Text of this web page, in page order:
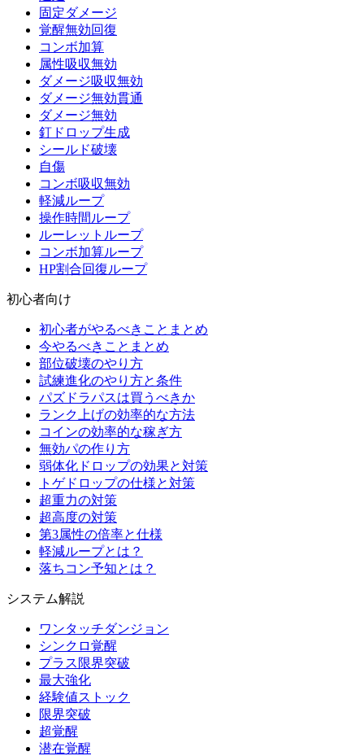
固定ダメージ
覚醒無効回復
コンボ加算
属性吸収無効
ダメージ吸収無効
ダメージ無効貫通
ダメージ無効
釘ドロップ生成
シールド破壊
自傷
コンボ吸収無効
軽減ループ
操作時間ループ
ルーレットループ
コンボ加算ループ
HP割合回復ループ
初心者向け
初心者がやるべきことまとめ
今やるべきことまとめ
部位破壊のやり方
試練進化のやり方と条件
パズドラパスは買うべきか
ランク上げの効率的な方法
コインの効率的な稼ぎ方
無効パの作り方
弱体化ドロップの効果と対策
トゲドロップの仕様と対策
超重力の対策
超高度の対策
第3属性の倍率と仕様
軽減ループとは？
落ちコン予知とは？
システム解説
ワンタッチダンジョン
シンクロ覚醒
プラス限界突破
最大強化
経験値ストック
限界突破
超覚醒
潜在覚醒